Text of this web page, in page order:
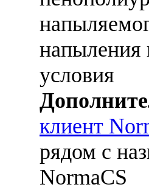
напыления
условия
клиент
рядом с
NormaCS